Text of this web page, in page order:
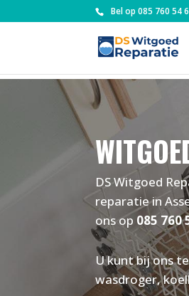
Bel op085 760 54
DS Witgoed
reparatie in
ons op 085 760
U kunt bij ons
wasdroger,